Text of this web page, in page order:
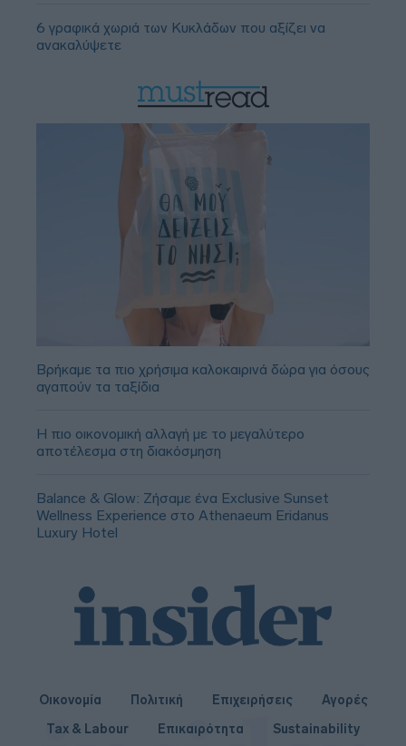
6 γραφικά χωριά των Κυκλάδων που αξίζει να
ανακαλύψετε
Βρήκαμε τα πιο χρήσιμα καλοκαιρινά δώρα για όσους
αγαπούν τα ταξίδια
Η πιο οικονομική αλλαγή με το μεγαλύτερο
αποτέλεσμα στη διακόσμηση
Balance & Glow: Ζήσαμε ένα Exclusive Sunset
Wellness Experience στο Athenaeum Eridanus
Luxury Hotel
Οικονομία Πολιτική Επιχειρήσεις
Αγορές
Tax & Labour
Επικαιρότητα Sustainability